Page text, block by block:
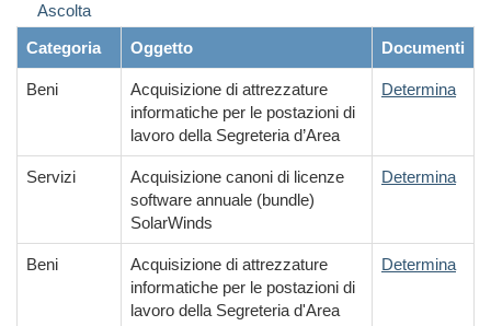
Ascolta
Categoria
Oggetto Documenti
Beni
Acquisizione di attrezzature
informatiche per le postazioni di
lavoro della Segreteria d’Area
Determina
Servizi
Acquisizione canoni di licenze
software annuale (bundle)
SolarWinds
Determina
Beni
Acquisizione di attrezzature
informatiche per le postazioni di
lavoro della Segreteria d'Area
Determina